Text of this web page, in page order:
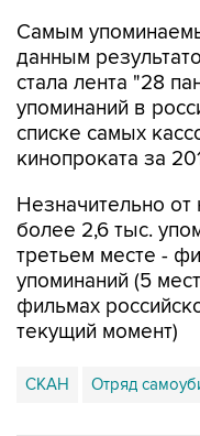
Самым
данным
стала лента "28
упоминаний в
списке самых
кинопроката за
Незначительно
более 2,6 тыс.
третьем месте -
упоминаний (5
фильмах
текущий момент)
СКАН Отряд